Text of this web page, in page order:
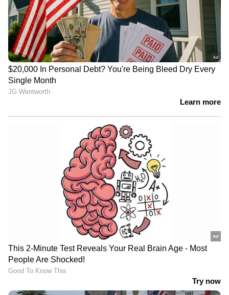
അബായകളുടെ നിർമ്മാണവും
വിൽപ്പനയുമാണ് കൈകാര്യം ചെയ്യുന്നത്.
ഏഷ്യാനെറ്റ് ന്യൂസ് ലൈവ് കാണാന്‍ ഇവിടെ
ക്ലിക്ക് ചെയ്യുക